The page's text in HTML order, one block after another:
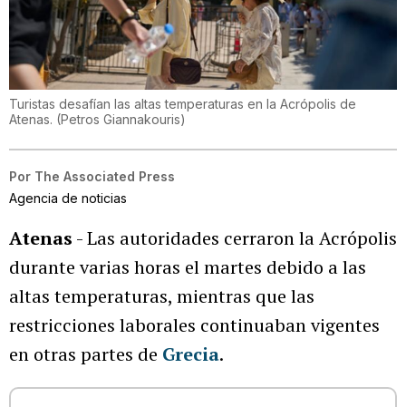
Turistas desafían las altas temperaturas en la Acrópolis de
Atenas. (Petros Giannakouris)
Por The Associated Press
Agencia de noticias
Atenas - Las autoridades cerraron la Acrópolis
durante varias horas el martes debido a las
altas temperaturas, mientras que las
restricciones laborales continuaban vigentes
en otras partes de Grecia.